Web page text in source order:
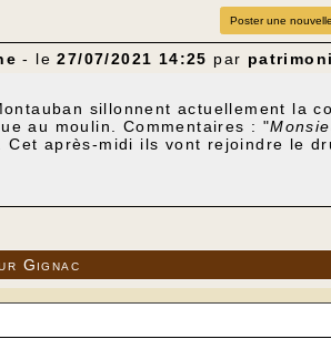
Poster une nouvelle
- le27/07/2021 14:25 par patrimoni
sillonnent actuellement la
au moulin. Commentaires : "
Cet après-midi ils vont rejoindre le
Gignac